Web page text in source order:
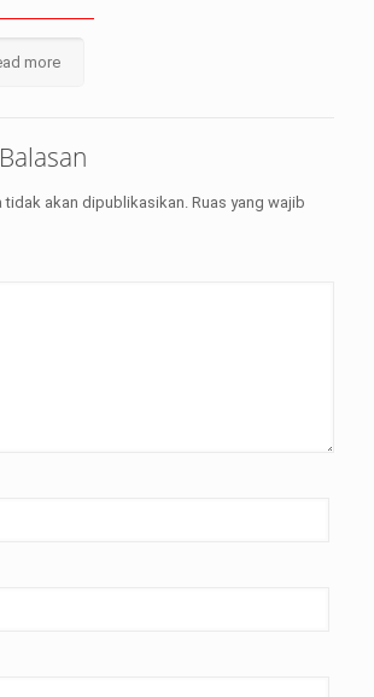
more
tidak akan dipublikasikan. Ruas yang wajib